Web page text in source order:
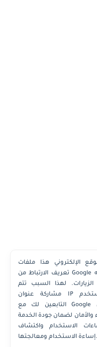
الإلكتروني هذا ملفات
تعريف الارتباط من Google لتقديم خدماته
لهذا السبب تتم
مشاركة عنوان IP ووكيل المستخدم
التابعين لك مع Google بالإضافة إلى
والأمان لضمان جودة الخدمة
الاستخدام واكتشاف
إساءة الاستخدام ومعالجتها.